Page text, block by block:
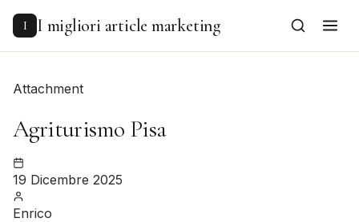
content
I I migliori article marketing
Attachment
Agriturismo Pisa
19 Dicembre 2025
Enrico